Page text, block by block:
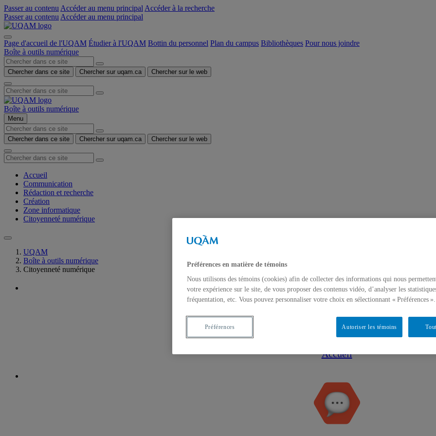
Passer au contenu Accéder au menu principal Accéder à la recherche
Passer au contenu Accéder au menu principal
Page d'accueil de l'UQAM Étudier à l'UQAM Bottin du personnel Plan du campus Bibliothèques Pour nous joindre
Boîte à outils numérique
Chercher dans ce site Chercher sur uqam.ca Chercher sur le web
Boîte à outils numérique
Menu
Chercher dans ce site Chercher sur uqam.ca Chercher sur le web
Accueil
Communication
Rédaction et recherche
Création
Zone informatique
Citoyenneté numérique
UQAM
Boîte à outils numérique
Citoyenneté numérique
Accueil
Préférences en matière de témoins
Nous utilisons des témoins (cookies) afin de collecter des informations qui nous
votre expérience sur le site, de vous proposer des contenus vidéo, d’analyser les
fréquentation, etc. Vous pouvez personnaliser votre choix en sélectionnant « Préférences ».
Autoriser les témoins
Préférences